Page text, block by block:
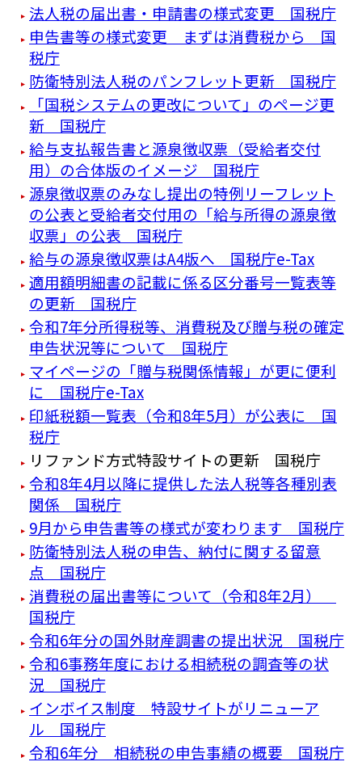
法人税の届出書・申請書の様式変更 国税庁
申告書等の様式変更 まずは消費税から 国
税庁
防衛特別法人税のパンフレット更新 国税庁
「国税システムの更改について」のページ更
新 国税庁
給与支払報告書と源泉徴収票（受給者交付
用）の合体版のイメージ 国税庁
源泉徴収票のみなし提出の特例リーフレット
の公表と受給者交付用の「給与所得の源泉徴
収票」の公表 国税庁
給与の源泉徴収票はA4版へ 国税庁e-Tax
適用額明細書の記載に係る区分番号一覧表等
の更新 国税庁
令和7年分所得税等、消費税及び贈与税の確定
申告状況等について 国税庁
マイページの「贈与税関係情報」が更に便利
に 国税庁e-Tax
印紙税額一覧表（令和8年5月）が公表に 国
税庁
リファンド方式特設サイトの更新 国税庁
令和8年4月以降に提供した法人税等各種別表
関係 国税庁
9月から申告書等の様式が変わります 国税庁
防衛特別法人税の申告、納付に関する留意
点 国税庁
消費税の届出書等について（令和8年2月）
国税庁
令和6年分の国外財産調書の提出状況 国税庁
令和6事務年度における相続税の調査等の状
況 国税庁
インボイス制度 特設サイトがリニューア
ル 国税庁
令和6年分 相続税の申告事績の概要 国税庁